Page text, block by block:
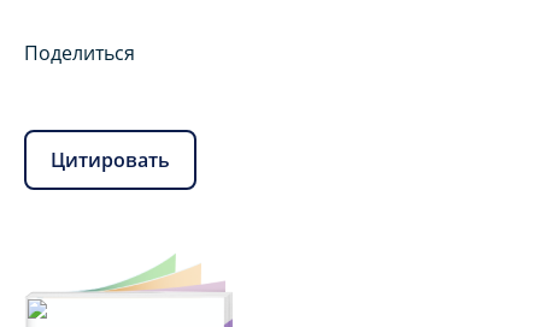
Поделиться
Цитировать